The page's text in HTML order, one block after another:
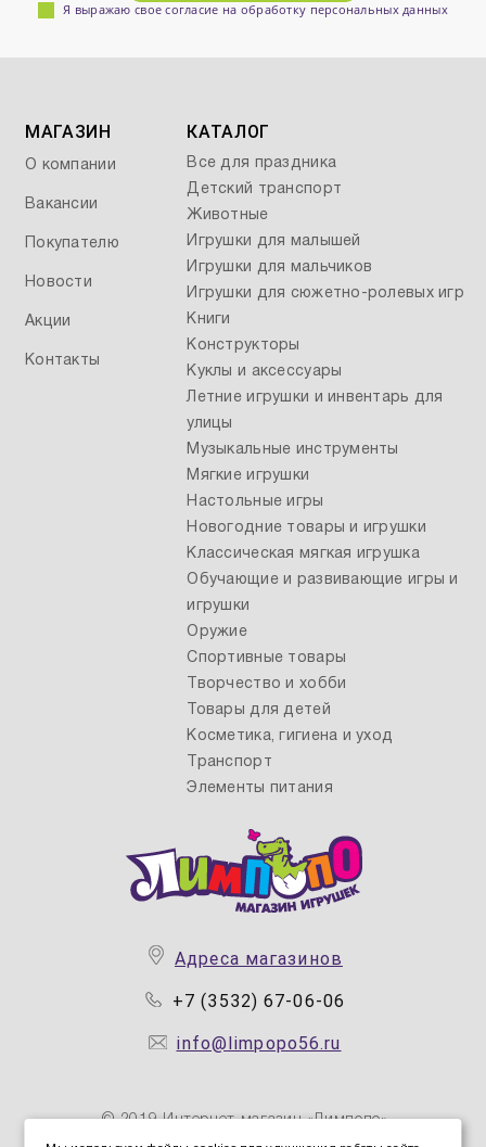
Я выражаю свое согласие на обработку персональных данных
Адреса магазинов
+7 (3532) 67-06-06
info@limpopo56.ru
© 2019 Интернет магазин «Лимпопо»
МАГАЗИН
О компании
Вакансии
Покупателю
Новости
Акции
Контакты
КАТАЛОГ
Все для праздника
Детский транспорт
Животные
Игрушки для малышей
Игрушки для мальчиков
Игрушки для сюжетно-ролевых игр
Книги
Конструкторы
Куклы и аксессуары
Летние игрушки и инвентарь для
улицы
Музыкальные инструменты
Мягкие игрушки
Настольные игры
Новогодние товары и игрушки
Классическая мягкая игрушка
Обучающие и развивающие игры и
игрушки
Оружие
Спортивные товары
Творчество и хобби
Товары для детей
Косметика, гигиена и уход
Транспорт
Элементы питания